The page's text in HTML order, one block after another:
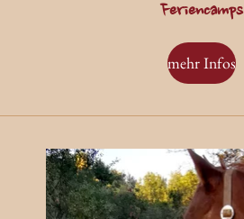
Feriencamps
mehr Infos